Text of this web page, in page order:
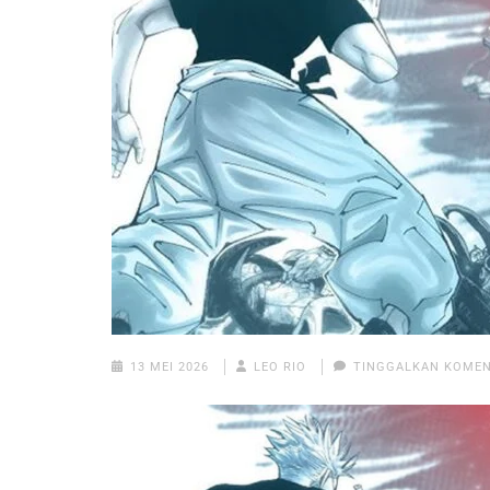
13 MEI 2026 LEO RIO TINGGALKAN